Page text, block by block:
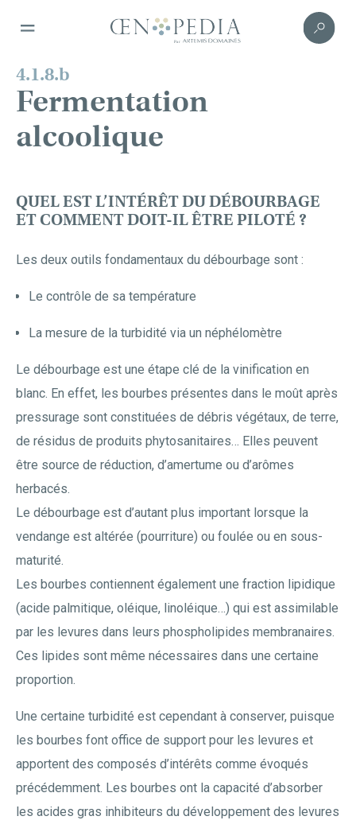
4.1.8.b
Fermentation
alcoolique
QUEL EST L’INTÉRÊT DU DÉBOURBAGE
ET COMMENT DOIT-IL ÊTRE PILOTÉ ?
Les deux outils fondamentaux du débourbage sont :
Le contrôle de sa température
La mesure de la turbidité via un néphélomètre
Le débourbage est une étape clé de la vinification en
blanc. En effet, les bourbes présentes dans le moût après
pressurage sont constituées de débris végétaux, de terre,
de résidus de produits phytosanitaires… Elles peuvent
être source de réduction, d’amertume ou d’arômes
herbacés.
Le débourbage est d’autant plus important lorsque la
vendange est altérée (pourriture) ou foulée ou en sous-
maturité.
Les bourbes contiennent également une fraction lipidique
(acide palmitique, oléique, linoléique…) qui est assimilable
par les levures dans leurs phospholipides membranaires.
Ces lipides sont même nécessaires dans une certaine
proportion.
Une certaine turbidité est cependant à conserver, puisque
les bourbes font office de support pour les levures et
apportent des composés d’intérêts comme évoqués
précédemment. Les bourbes ont la capacité d’absorber
les acides gras inhibiteurs du développement des levures